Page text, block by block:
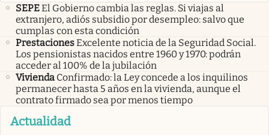
SEPEEl Gobierno cambia las reglas. Si viajas al
extranjero, adiós subsidio por desempleo: salvo que
cumplas con esta condición
PrestacionesExcelente noticia de la Seguridad Social.
Los pensionistas nacidos entre 1960 y 1970: podrán
acceder al 100% de la jubilación
Vivienda Confirmado: la Ley concede a los inquilinos
permanecer hasta 5 años en la vivienda, aunque el
contrato firmado sea por menos tiempo
Actualidad